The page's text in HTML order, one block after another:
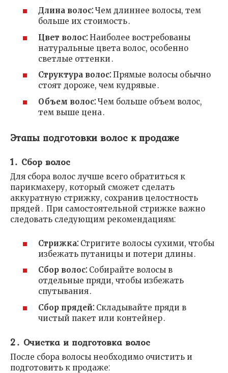
Длина волос⁚ Чем длиннее волосы, тем
больше их стоимость․
Цвет волос⁚ Наиболее востребованы
натуральные цвета волос, особенно
светлые оттенки․
Структура волос⁚ Прямые волосы обычно
стоят дороже, чем кудрявые․
Объем волос⁚ Чем больше объем волос,
тем выше цена․
Этапы подготовки волос к продаже
1․ Сбор волос
Для сбора волос лучше всего обратиться к
парикмахеру, который сможет сделать
аккуратную стрижку, сохранив целостность
прядей․ При самостоятельной стрижке важно
следовать следующим рекомендациям⁚
Стрижка⁚ Стригите волосы сухими, чтобы
избежать путаницы и потери длины․
Сбор волос⁚ Собирайте волосы в
отдельные пряди, чтобы избежать
спутывания․
Сбор прядей⁚ Складывайте пряди в
чистый пакет или контейнер․
2․ Очистка и подготовка волос
После сбора волосы необходимо очистить и
подготовить к продаже⁚